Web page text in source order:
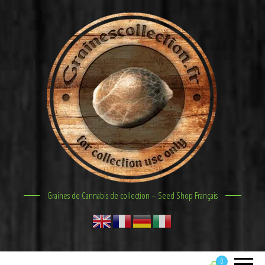
Graines de Cannabis de collection – Seed Shop Français
0